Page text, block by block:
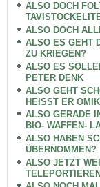
ALSO DOCH
ALSO DOCH
ALSO ES GEHT
ZU KRIEGEN?
ALSO ES
PETER DENK
ALSO GEHT
HEISST ER
ALSO GERADE
BIO- WAFFEN-
ALSO HABEN
ÜBERNOMMEN?
ALSO JETZT